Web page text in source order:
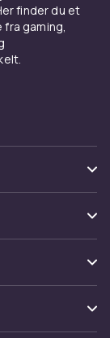
i alt
enhver
finder du et
gaming,